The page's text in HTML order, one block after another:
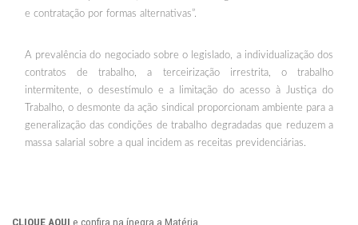
e contratação por formas alternativas”.
A prevalência do negociado sobre o legislado, a individualização dos
contratos de trabalho, a terceirização irrestrita, o trabalho
intermitente, o desestímulo e a limitação do acesso à Justiça do
Trabalho, o desmonte da ação sindical proporcionam ambiente para a
generalização das condições de trabalho degradadas que reduzem a
massa salarial sobre a qual incidem as receitas previdenciárias.
CLIQUE AQUI e confira na ínegra a Matéria.